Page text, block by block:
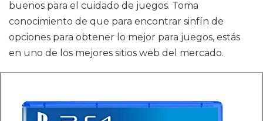
buenos para el cuidado de juegos. Toma
conocimiento de que para encontrar sinfín de
opciones para obtener lo mejor para juegos, estás
en uno de los mejores sitios web del mercado.